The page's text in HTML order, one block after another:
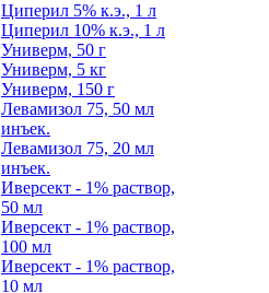
Циперил 5% к.э., 1 л
Циперил 10% к.э., 1 л
Универм, 50 г
Универм, 5 кг
Универм, 150 г
Левамизол 75, 50 мл
инъек.
Левамизол 75, 20 мл
инъек.
Иверсект - 1% раствор,
50 мл
Иверсект - 1% раствор,
100 мл
Иверсект - 1% раствор,
10 мл